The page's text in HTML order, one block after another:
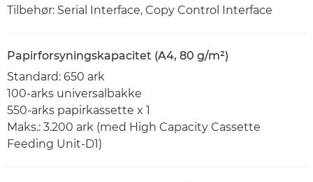
Tilbehør: Serial Interface, Copy Control Interface
Papirforsyningskapacitet (A4, 80 g/m²)
Standard: 650 ark
100-arks universalbakke
550-arks papirkassette x 1
Maks.: 3.200 ark (med High Capacity Cassette
Feeding Unit-D1)